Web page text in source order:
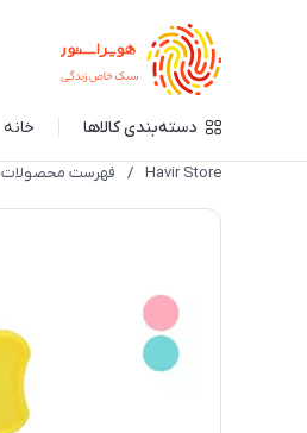
دسته‌بندی کالاها خانه
Havir Store
/ فهرست محصولات